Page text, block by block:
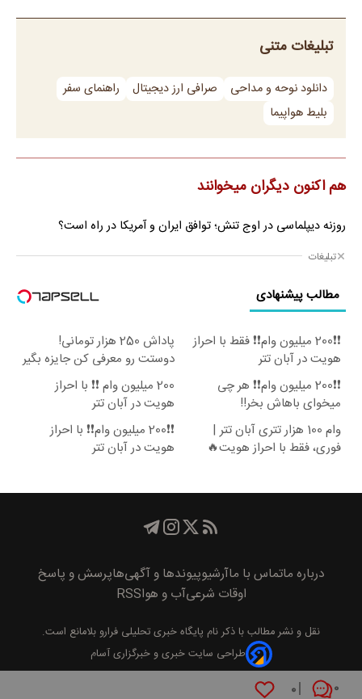
۰ ۰
تبلیغات متنی
دانلود نوحه و مداحی صرافی ارز دیجیتال
راهنمای سفر
بلیط هواپیما
هم اکنون دیگران میخوانند
روزنه دیپلماسی در اوج تنش؛ توافق ایران و آمریکا در راه است؟
تبلیغات
مطالب پیشنهادی
❗❗200 میلیون وام❗❗ فقط با احراز
هویت در آبان تتر
پاداش 250 هزار تومانی!
دوستت رو معرفی کن جایزه بگیر
😍
❗❗200 میلیون وام❗❗ هر چی
میخوای باهاش بخر!!
200 میلیون وام ❗❗ با احراز
هویت در آبان تتر
وام 100 هزار تتری آبان تتر |
فوری، فقط با احراز هویت🔥
❗❗200 میلیون وام❗❗ با احراز
هویت در آبان تتر
درباره ماتماس با ماآرشیوپیوند‌ها و آگهی‌هاپرسش و پاسخ
اوقات شرعیآب و هواRSS
نقل و نشر مطالب با ذکر نام پايگاه خبری تحليلی فرارو بلامانع است.
طراحی سایت خبری و خبرگزاری آسام